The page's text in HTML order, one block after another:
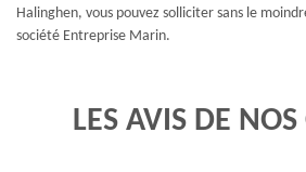
Halinghen, vous pouvez solliciter sans le
société Entreprise Marin.
LES AVIS DE NOS